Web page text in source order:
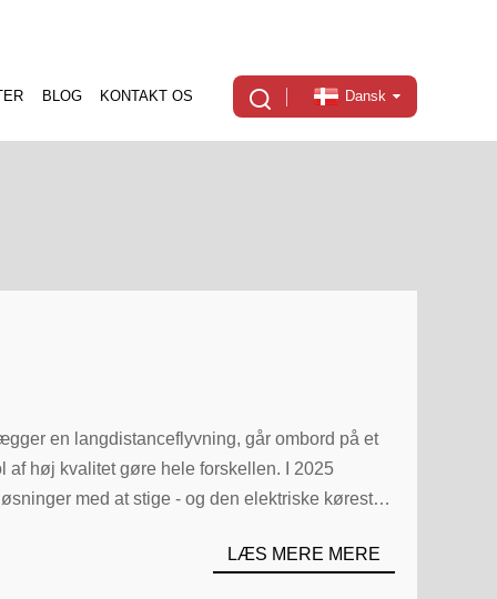
BLOG KONTAKT OS Dansk
en langdistanceflyvning, går ombord på et
af høj kvalitet gøre hele forskellen. I 2025
med at stige - og den elektriske kørestol
LÆS MERE MERE